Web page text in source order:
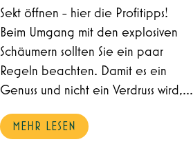
Sekt öffnen - hier die Profitipps!
Beim Umgang mit den explosiven
Schäumern sollten Sie ein paar
Regeln beachten. Damit es ein
Genuss und nicht ein Verdruss wird,...
MEHR LESEN